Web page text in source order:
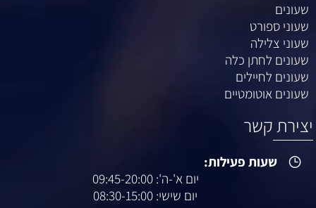
שעונים
שעוני ספורט
שעוני צלילה
שעונים לחתן כלה
שעונים לחיילים
שעונים אוטומטיים
יצירת קשר
שעות פעילות:
יום א'-ה': 09:45-20:00
יום שישי: 08:30-15:00